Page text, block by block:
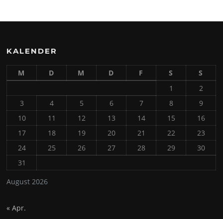
KALENDER
August 2026
M D M D F S
S
1
2
3
4 5 6 7 8
9
10
11 12 13 14 15
16
17
18 19 20 21 22
23
24
25 26 27 28 29
30
31
« Apr.